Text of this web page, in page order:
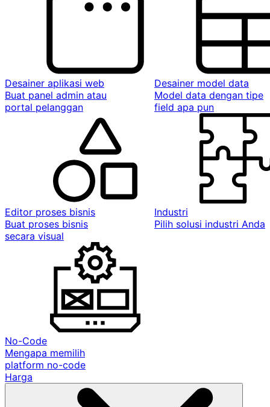
Desainer aplikasi web
Buat panel admin atau
portal pelanggan
Desainer model data
Model data dengan tipe
field apa pun
Editor proses bisnis
Buat proses bisnis
secara visual
Industri
Pilih solusi industri Anda
No-Code
Mengapa memilih
platform no-code
Harga